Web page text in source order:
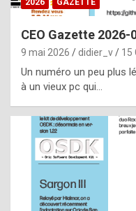
CEO Gazette 2026-
9 mai 2026 didier_v 15
Un numéro un peu plus
à un vieux pc qui…